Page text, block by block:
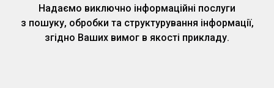
Надаємо виключно інформаційні послуги
з пошуку, обробки та структурування інформації,
згідно Ваших вимог в якості прикладу.